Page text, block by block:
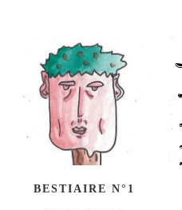
BESTIAIRE N°1